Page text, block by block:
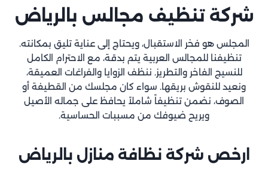
شركة تنظيف مجالس بالرياض
المجلس هو فخر الاستقبال، ويحتاج إلى عناية تليق بمكانته.
تنظيفنا للمجالس العربية يتم بدقة، مع الاحترام الكامل
للنسيج الفاخر والتطريز. ننظف الزوايا والفراغات العميقة،
ونعيد للنقوش بريقها. سواء كان مجلسك من القطيفة أو
الصوف، نضمن تنظيفاً شاملاً يحافظ على جماله الأصيل
ويريح ضيوفك من مسببات الحساسية.
ارخص شركة نظافة منازل بالرياض